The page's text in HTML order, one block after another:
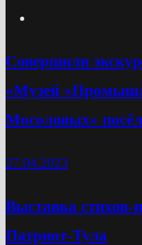
Cовершили
«Музей
Мосоловых»
27.04.2023
Выставка стихов-
Патриот-Тула